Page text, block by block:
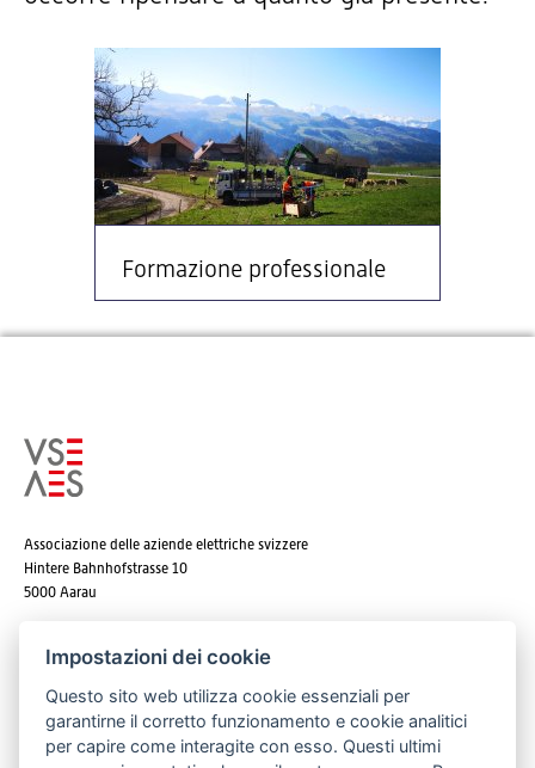
Formazione professionale
Associazione delle aziende elettriche svizzere
Hintere Bahnhofstrasse 10
5000 Aarau
E-mail:info@strom.ch
Impostazioni dei cookie
Questo sito web utilizza cookie essenziali per
garantirne il corretto funzionamento e cookie analitici
per capire come interagite con esso. Questi ultimi